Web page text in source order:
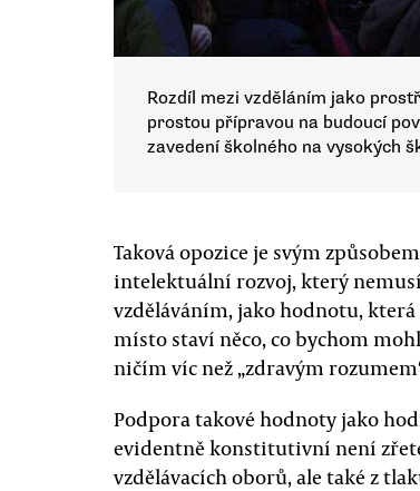
Rozdíl mezi vzděláním jako
prostou přípravou na budoucí
zavedení školného na vysokých
Taková opozice je svým
intelektuální rozvoj, který
vzděláváním, jako hodnotu,
místo staví něco, co bychom
ničím víc než „zdravým
Podpora takové hodnoty jako
evidentně konstitutivní není
vzdělávacích oborů, ale také z